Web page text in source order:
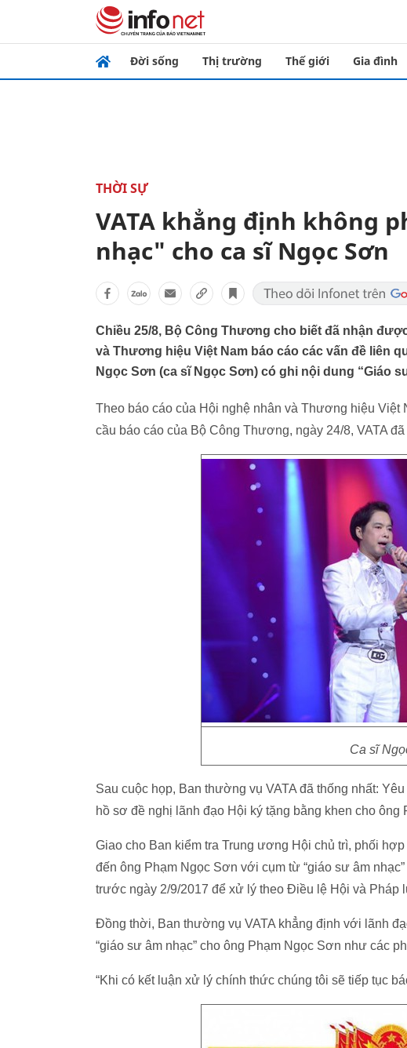
Đời sống Thị trường Thế giới Gia đình
THỜI SỰ
VATA khẳng định không
nhạc" cho ca sĩ Ngọc Sơn
Chiều 25/8, Bộ Công Thương cho biết đã nhận
và Thương hiệu Việt Nam báo cáo các vấn đề liên
Ngọc Sơn (ca sĩ Ngọc Sơn) có ghi nội dung “Giáo
Theo báo cáo của Hội nghệ nhân và Thương hiệu Việt
cầu báo cáo của Bộ Công Thương, ngày 24/8, VATA
Ca sĩ
Sau cuộc họp, Ban thường vụ VATA đã thống nhất:
hồ sơ đề nghị lãnh đạo Hội ký tặng bằng khen cho ông
Giao cho Ban kiểm tra Trung ương Hội chủ trì, phối
đến ông Phạm Ngọc Sơn với cụm từ “giáo sư âm
trước ngày 2/9/2017 để xử lý theo Điều lệ Hội và Pháp
Đồng thời, Ban thường vụ VATA khẳng định với lãnh
“giáo sư âm nhạc” cho ông Phạm Ngọc Sơn như các
“Khi có kết luận xử lý chính thức chúng tôi sẽ tiếp tục